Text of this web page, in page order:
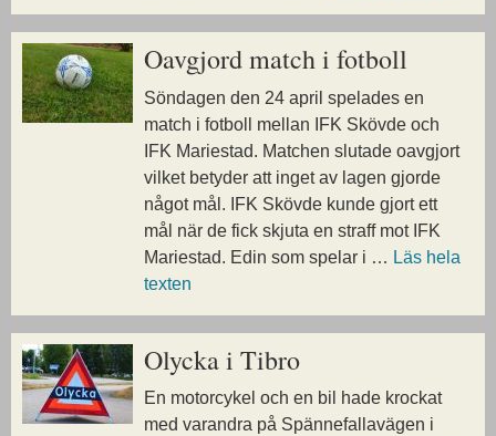
Oavgjord match i fotboll
Söndagen den 24 april spelades en
match i fotboll mellan IFK Skövde och
IFK Mariestad. Matchen slutade oavgjort
vilket betyder att inget av lagen gjorde
något mål. IFK Skövde kunde gjort ett
mål när de fick skjuta en straff mot IFK
Mariestad. Edin som spelar i … Läs hela
texten
Olycka i Tibro
En motorcykel och en bil hade krockat
med varandra på Spännefallavägen i